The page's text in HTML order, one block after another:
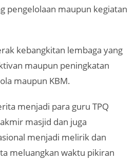
pengelolaan maupun kegiatan
kebangkitan lembaga yang
maupun peningkatan
maupun KBM.
menjadi para guru TPQ
masjid dan juga
menjadi melirik dan
meluangkan waktu pikiran